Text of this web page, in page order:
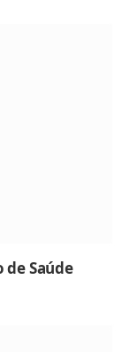
de Saúde